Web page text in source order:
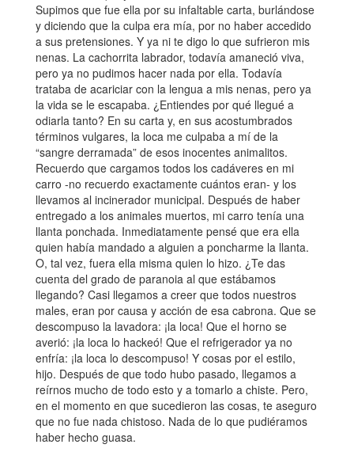
Supimos que fue ella por su infaltable carta, burlándose
y diciendo que la culpa era mía, por no haber accedido
a sus pretensiones. Y ya ni te digo lo que sufrieron mis
nenas. La cachorrita labrador, todavía amaneció viva,
pero ya no pudimos hacer nada por ella. Todavía
trataba de acariciar con la lengua a mis nenas, pero ya
la vida se le escapaba. ¿Entiendes por qué llegué a
odiarla tanto? En su carta y, en sus acostumbrados
términos vulgares, la loca me culpaba a mí de la
“sangre derramada” de esos inocentes animalitos.
Recuerdo que cargamos todos los cadáveres en mi
carro -no recuerdo exactamente cuántos eran- y los
llevamos al incinerador municipal. Después de haber
entregado a los animales muertos, mi carro tenía una
llanta ponchada. Inmediatamente pensé que era ella
quien había mandado a alguien a poncharme la llanta.
O, tal vez, fuera ella misma quien lo hizo. ¿Te das
cuenta del grado de paranoia al que estábamos
llegando? Casi llegamos a creer que todos nuestros
males, eran por causa y acción de esa cabrona. Que se
descompuso la lavadora: ¡la loca! Que el horno se
averió: ¡la loca lo hackeó! Que el refrigerador ya no
enfría: ¡la loca lo descompuso! Y cosas por el estilo,
hijo. Después de que todo hubo pasado, llegamos a
reírnos mucho de todo esto y a tomarlo a chiste. Pero,
en el momento en que sucedieron las cosas, te aseguro
que no fue nada chistoso. Nada de lo que pudiéramos
haber hecho guasa.